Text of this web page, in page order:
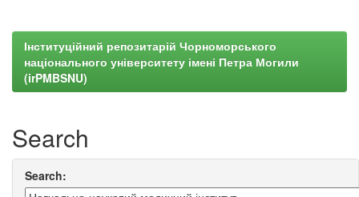
Інституційний репозитарій Чорноморського
національного університету імені Петра Могили
(irPMBSNU)
Search
Search: